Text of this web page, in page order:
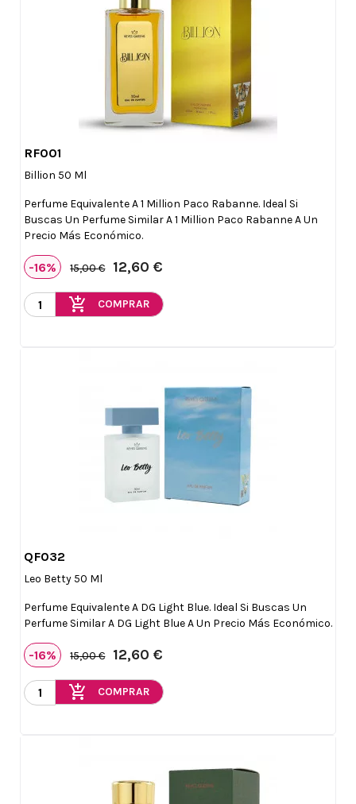
RF001
Billion 50 Ml
Perfume Equivalente A 1 Million Paco Rabanne. Ideal Si
Buscas Un Perfume Similar A 1 Million Paco Rabanne A Un
Precio Más Económico.
-16% 15,00 € 12,60 €
add_shopping_cart COMPRAR
QF032
Leo Betty 50 Ml
Perfume Equivalente A DG Light Blue. Ideal Si Buscas Un
Perfume Similar A DG Light Blue A Un Precio Más Económico.
-16% 15,00 € 12,60 €
add_shopping_cart COMPRAR